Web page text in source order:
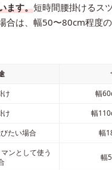
ます。短時間腰掛けるス
合は、幅50〜80cm程度
け
幅
け
幅
たい場合
幅
ンとして使う
幅